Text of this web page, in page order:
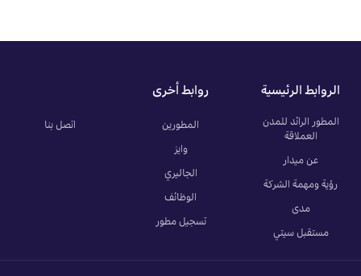
الروابط الرئيسية
المطور الرائد للمدن
العملاقة
عن ميدار
رؤية ومهمة الشركة
مدى
مستقبل سيتي
روابط أخرى
المطورين
وايز
الجاليري
الوظائف
تسجيل مطور
اتصل بنا